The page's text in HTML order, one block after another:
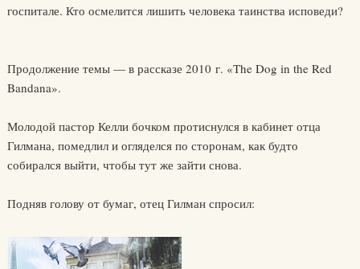
госпитале. Кто осмелится лишить человека таинства исповеди?
Продолжение темы — в рассказе 2010 г. «The Dog in the Red
Bandana».
Молодой пастор Келли бочком протиснулся в кабинет отца
Гилмана, помедлил и огляделся по сторонам, как будто
собирался выйти, чтобы тут же зайти снова.
Подняв голову от бумаг, отец Гилман спросил: